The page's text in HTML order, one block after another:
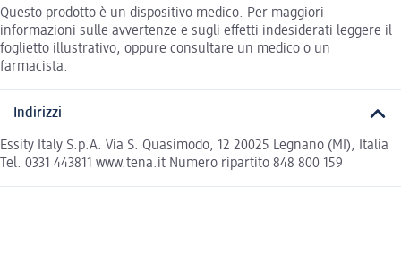
Questo prodotto è un dispositivo medico. Per maggiori
informazioni sulle avvertenze e sugli effetti indesiderati leggere il
foglietto illustrativo, oppure consultare un medico o un
farmacista.
Indirizzi
Essity Italy S.p.A. Via S. Quasimodo, 12 20025 Legnano (MI), Italia
Tel. 0331 443811 www.tena.it Numero ripartito 848 800 159